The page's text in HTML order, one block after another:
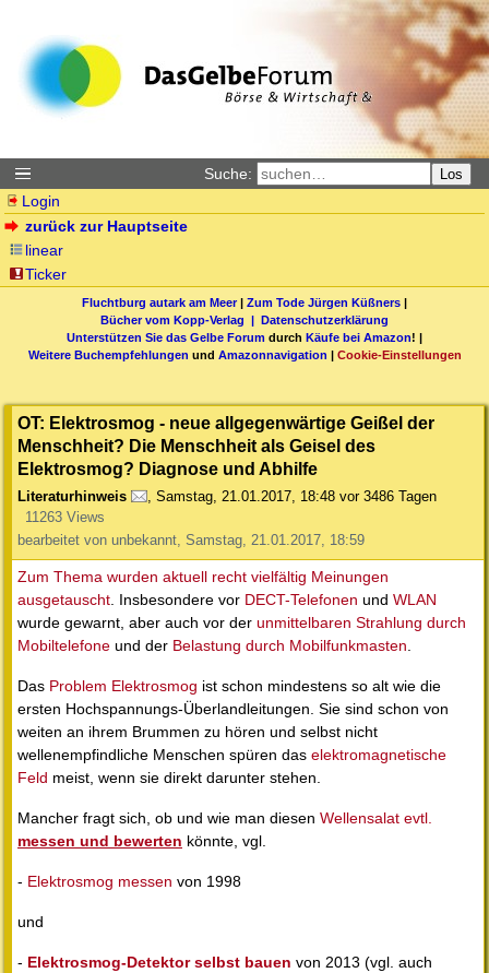
Suche: Los
Login
zurück zur Hauptseite
linear
Ticker
Fluchtburg autark am Meer| Zum Tode Jürgen Küßners |
Bücher vom Kopp-Verlag | Datenschutzerklärung
Unterstützen Sie das Gelbe Forum durch Käufe bei Amazon! |
Weitere Buchempfehlungen und Amazonnavigation | Cookie-Einstellungen
OT: Elektrosmog - neue allgegenwärtige Geißel der
Menschheit? Die Menschheit als Geisel des
Elektrosmog? Diagnose und Abhilfe
Literaturhinweis , Samstag, 21.01.2017, 18:48 vor 3486 Tagen
11263 Views
bearbeitet von unbekannt, Samstag, 21.01.2017, 18:59
Zum Thema wurden aktuell recht vielfältig Meinungen
ausgetauscht. Insbesondere vor DECT-Telefonen und WLAN
wurde gewarnt, aber auch vor der unmittelbaren Strahlung durch
Mobiltelefone und der Belastung durch Mobilfunkmasten.
Das Problem Elektrosmog ist schon mindestens so alt wie die
ersten Hochspannungs-Überlandleitungen. Sie sind schon von
weiten an ihrem Brummen zu hören und selbst nicht
wellenempfindliche Menschen spüren das elektromagnetische
Feld meist, wenn sie direkt darunter stehen.
Mancher fragt sich, ob und wie man diesen Wellensalat evtl.
messen und bewerten könnte, vgl.
- Elektrosmog messen von 1998
und
- Elektrosmog-Detektor selbst bauen von 2013 (vgl. auch